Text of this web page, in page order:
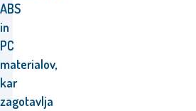
ABS
in
PC
materialov,
kar
zagotavlja